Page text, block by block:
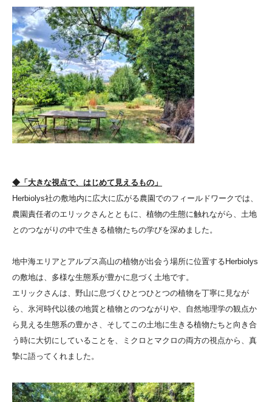
◆「大きな視点で、はじめて見えるもの」
Herbiolys社の敷地内に広大に広がる農園でのフィールドワークでは、
農園責任者のエリックさんとともに、植物の生態に触れながら、土地
とのつながりの中で生きる植物たちの学びを深めました。
地中海エリアとアルプス高山の植物が出会う場所に位置するHerbiolys
の敷地は、多様な生態系が豊かに息づく土地です。
エリックさんは、野山に息づくひとつひとつの植物を丁寧に見なが
ら、氷河時代以後の地質と植物とのつながりや、自然地理学の観点か
ら見える生態系の豊かさ、そしてこの土地に生きる植物たちと向き合
う時に大切にしていることを、ミクロとマクロの両方の視点から、真
摯に語ってくれました。